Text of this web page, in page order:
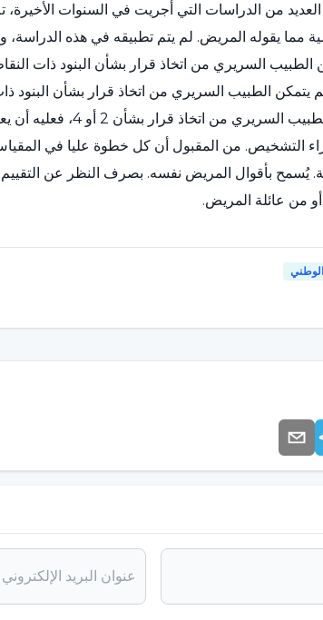
ولكن في العديد من الدراسات التي أجريت في السنوات
مما يقوله المريض. لم يتم تطبيقه في هذه
التشخيص. من المقبول أن كل خطوة عليا في
بمقابلة مدتها 15-30 دقيقة. يُسمح بأقوال المريض نفسه. بصرف
من عائلة المريض.